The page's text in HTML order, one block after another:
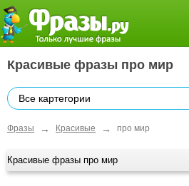
Красивые фразы про мир
Все картегории
Фразы → Красивые → про мир
Красивые фразы про мир